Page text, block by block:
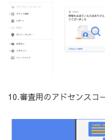
10.審査用のアドセンスコ